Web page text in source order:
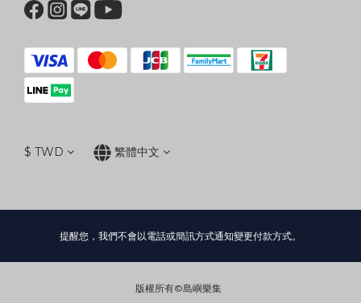
$ TWD 繁體中文
提醒您，我們不會以電話或簡訊方式通知變更付款方式。
版權所有©島嶼樂集